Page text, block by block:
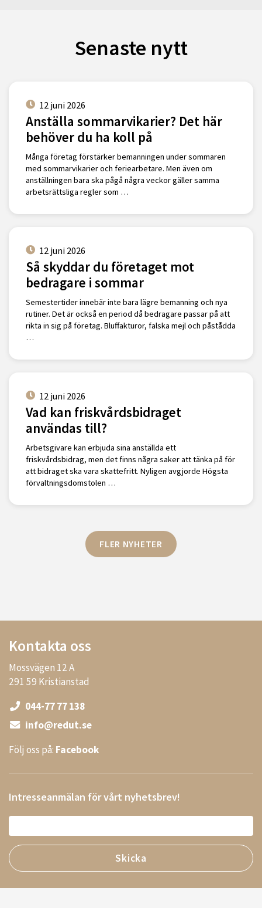
Senaste nytt
12 juni 2026
Anställa sommarvikarier? Det här
behöver du ha koll på
Många företag förstärker bemanningen under sommaren
med sommarvikarier och feriearbetare. Men även om
anställningen bara ska pågå några veckor gäller samma
arbetsrättsliga regler som …
12 juni 2026
Så skyddar du företaget mot
bedragare i sommar
Semestertider innebär inte bara lägre bemanning och nya
rutiner. Det är också en period då bedragare passar på att
rikta in sig på företag. Bluffakturor, falska mejl och påstådda
…
12 juni 2026
Vad kan friskvårdsbidraget
användas till?
Arbetsgivare kan erbjuda sina anställda ett
friskvårdsbidrag, men det finns några saker att tänka på för
att bidraget ska vara skattefritt. Nyligen avgjorde Högsta
förvaltningsdomstolen …
FLER NYHETER
Kontakta oss
Mossvägen 12 A
291 59 Kristianstad
044-77 77 138
info@redut.se
Följ oss på: Facebook
Intresseanmälan för vårt nyhetsbrev!